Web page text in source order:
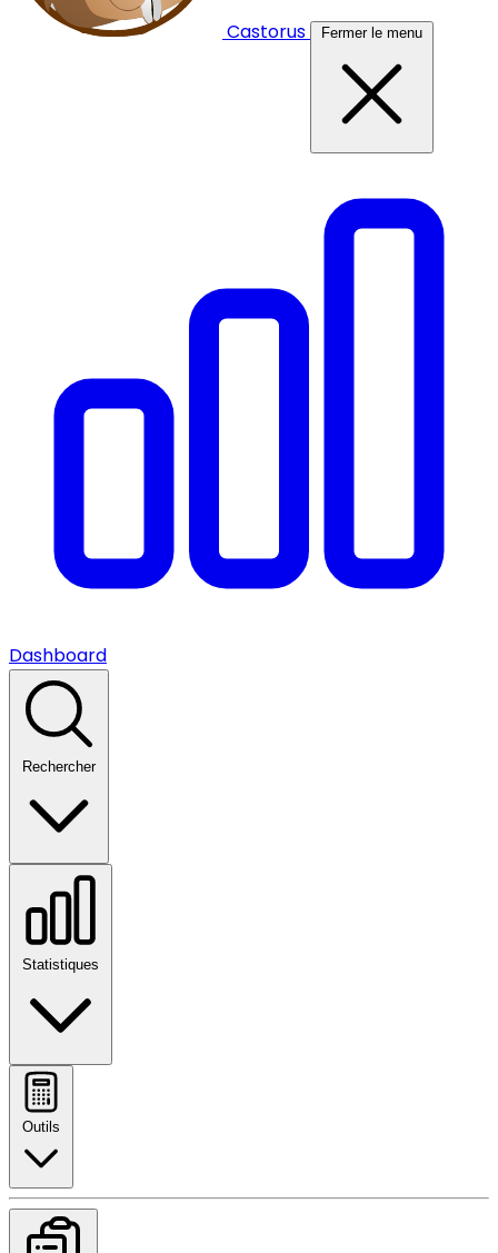
Castorus Fermer le menu
Dashboard
Rechercher
Statistiques
Outils